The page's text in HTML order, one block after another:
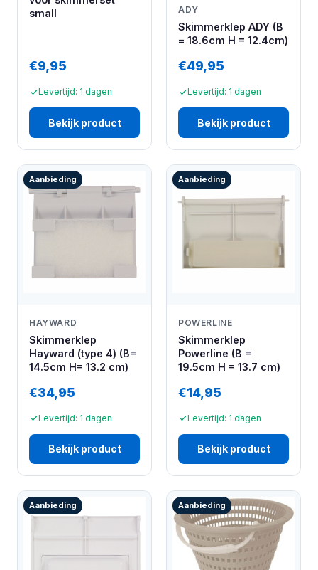
small
€9,95
Levertijd: 1 dagen
Bekijk product
ADY
Skimmerklep ADY (B
= 18.6cm H = 12.4cm)
€49,95
Levertijd: 1 dagen
Bekijk product
Aanbieding
HAYWARD
Skimmerklep
Hayward (type 4) (B=
14.5cm H= 13.2 cm)
€34,95
Levertijd: 1 dagen
Bekijk product
Aanbieding
POWERLINE
Skimmerklep
Powerline (B =
19.5cm H = 13.7 cm)
€14,95
Levertijd: 1 dagen
Bekijk product
Aanbieding Aanbieding